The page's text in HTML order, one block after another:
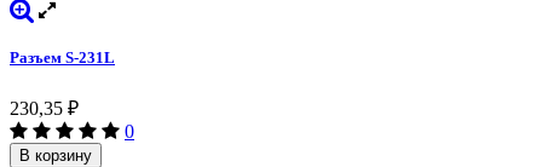
Разъем S-231L
230,35 ₽
0
В корзину